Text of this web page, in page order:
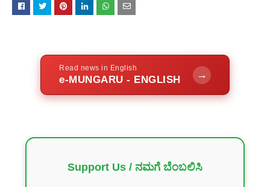
Read news in English
e-MUNGARU - ENGLISH →
Support Us / ನಮಗೆ ಬೆಂಬಲಿಸಿ